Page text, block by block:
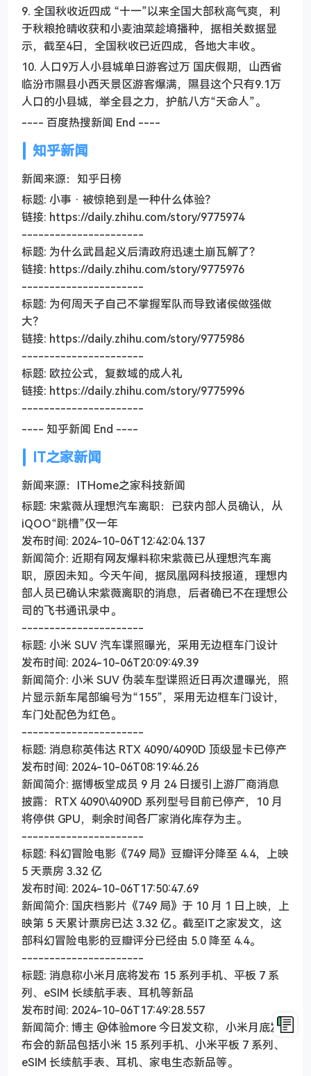
9. 全国秋收近四成 “十一”以来全国大部秋高气爽，利
于秋粮抢晴收获和小麦油菜趁墒播种，据相关数据显
示，截至4日，全国秋收已近四成，各地大丰收。
10. 人口9万人小县城单日游客过万 国庆假期，山西省
临汾市隰县小西天景区游客爆满，隰县这个只有9.1万
人口的小县城，举全县之力，护航八方“天命人”。
---- 百度热搜新闻 End ----
知乎新闻
新闻来源：知乎日榜
标题: 小事 · 被惊艳到是一种什么体验？
链接: https://daily.zhihu.com/story/9775974
----------------------
标题: 为什么武昌起义后清政府迅速土崩瓦解了？
链接: https://daily.zhihu.com/story/9775976
----------------------
标题: 为何周天子自己不掌握军队而导致诸侯做强做
大？
链接: https://daily.zhihu.com/story/9775986
----------------------
标题: 欧拉公式，复数域的成人礼
链接: https://daily.zhihu.com/story/9775996
----------------------
---- 知乎新闻 End ----
IT之家新闻
新闻来源：ITHome之家科技新闻
标题: 宋紫薇从理想汽车离职：已获内部人员确认，从
iQOO“跳槽”仅一年
发布时间: 2024-10-06T12:42:04.137
新闻简介: 近期有网友爆料称宋紫薇已从理想汽车离
职，原因未知。今天午间，据凤凰网科技报道，理想内
部人员已确认宋紫薇离职的消息，后者确已不在理想公
司的飞书通讯录中。
----------------------
标题: 小米 SUV 汽车谍照曝光，采用无边框车门设计
发布时间: 2024-10-06T20:09:49.39
新闻简介: 小米 SUV 伪装车型谍照近日再次遭曝光，照
片显示新车尾部编号为“155”，采用无边框车门设计，
车门处配色为红色。
----------------------
标题: 消息称英伟达 RTX 4090/4090D 顶级显卡已停产
发布时间: 2024-10-06T08:19:46.26
新闻简介: 据博板堂成员 9 月 24 日援引上游厂商消息
披露：RTX 4090\4090D 系列型号目前已停产，10 月
将停供 GPU，剩余时间各厂家消化库存为主。
----------------------
标题: 科幻冒险电影《749 局》豆瓣评分降至 4.4，上映
5 天票房 3.32 亿
发布时间: 2024-10-06T17:50:47.69
新闻简介: 国庆档影片《749 局》于 10 月 1 日上映，上
映第 5 天累计票房已达 3.32 亿。截至IT之家发文，这
部科幻冒险电影的豆瓣评分已经由 5.0 降至 4.4。
----------------------
标题: 消息称小米月底将发布 15 系列手机、平板 7 系
列、eSIM 长续航手表、耳机等新品
发布时间: 2024-10-06T17:49:28.557
新闻简介: 博主 @体验more 今日发文称，小米月底发
布会的新品包括小米 15 系列手机、小米平板 7 系列、
eSIM 长续航手表、耳机、家电生态新品等。